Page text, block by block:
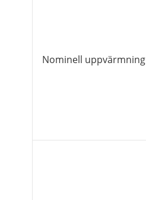
Nominell uppvärmning